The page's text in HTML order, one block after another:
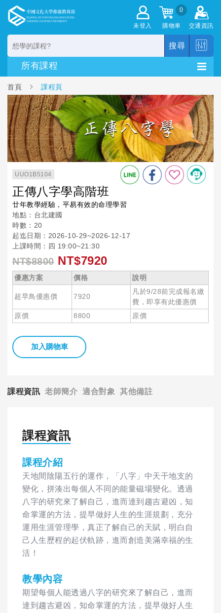
未登入
0
購物車 交通資訊
搜尋
首頁 課程頁
UUO1B5104
正傳八字學高階班
廿年教學經驗，平易有效的命理學習
地點：台北建國
時數：20
起迄日期：2026-10-29~2026-12-17
上課時間：四 19:00~21:30
NT$8800 NT$7920
優惠方案 價格 說明
超早鳥優惠價 7920
凡於9/28前完成報名繳
費，即享有此優惠價
原價
8800 原價
加入購物車
課程資訊 老師簡介 適合對象 其他備註
課程資訊
課程介紹
天地間陰陽五行的運作，「八字」中天干地支的
變化，拼湊出每個人不同的能量磁場變化。透過
八字的研究來了解自己，進而達到趨吉避凶，知
命掌運的方法，提早做好人生的生涯規劃，充分
運用生涯管理學，真正了解自己的天賦，明白自
己人生歷程的起伏軌跡，進而創造美滿幸福的生
活！
教學內容
期望每個人能透過八字的研究來了解自己，進而
達到趨吉避凶，知命掌運的方法，提早做好人生